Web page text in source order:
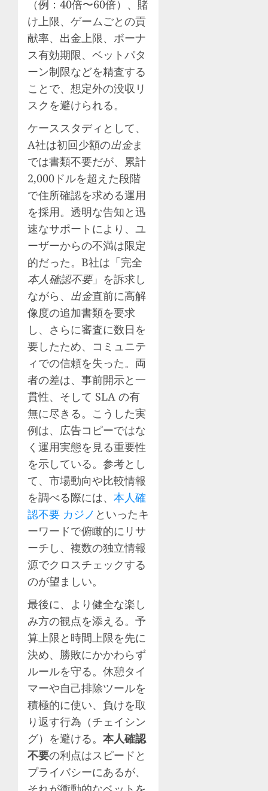
（例：40倍〜60倍）、賭
け上限、ゲームごとの貢
献率、出金上限、ボーナ
ス有効期限、ベットパタ
ーン制限などを精査する
ことで、想定外の没収リ
スクを避けられる。
ケーススタディとして、
A社は初回少額の出金ま
では書類不要だが、累計
2,000ドルを超えた段階
で住所確認を求める運用
を採用。透明な告知と迅
速なサポートにより、ユ
ーザーからの不満は限定
的だった。B社は「完全
本人確認不要」を訴求し
ながら、 出金直前に高解
像度の追加書類を要求
し、さらに審査に数日を
要したため、コミュニテ
ィでの信頼を失った。両
者の差は、事前開示と一
貫性、そして SLA の有
無に尽きる。こうした実
例は、広告コピーではな
く運用実態を見る重要性
を示している。参考とし
て、市場動向や比較情報
を調べる際には、 本人確
認不要 カジノ といったキ
ーワードで俯瞰的にリサ
ーチし、複数の独立情報
源でクロスチェックする
のが望ましい。
最後に、より健全な楽し
み方の観点を添える。予
算上限と時間上限を先に
決め、勝敗にかかわらず
ルールを守る。休憩タイ
マーや自己排除ツールを
積極的に使い、負けを取
り返す行為（チェイシン
グ）を避ける。 本人確認
不要の利点はスピードと
プライバシーにあるが、